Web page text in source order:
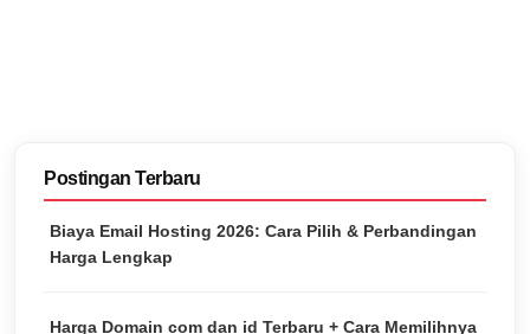
Postingan Terbaru
Biaya Email Hosting 2026: Cara Pilih & Perbandingan
Harga Lengkap
Harga Domain com dan id Terbaru + Cara Memilihnya